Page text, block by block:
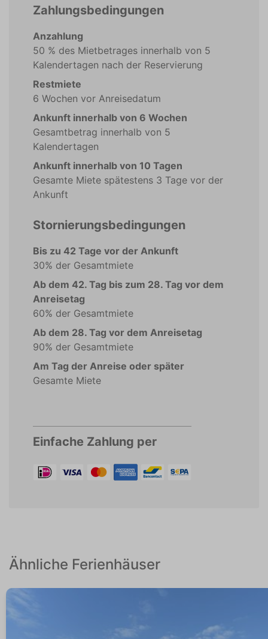
Zahlungsbedingungen
Anzahlung
50 % des Mietbetrages innerhalb von 5
Kalendertagen nach der Reservierung
Restmiete
6 Wochen vor Anreisedatum
Ankunft innerhalb von 6 Wochen
Gesamtbetrag innerhalb von 5
Kalendertagen
Ankunft innerhalb von 10 Tagen
Gesamte Miete spätestens 3 Tage vor der
Ankunft
Stornierungsbedingungen
Bis zu 42 Tage vor der Ankunft
30% der Gesamtmiete
Ab dem 42. Tag bis zum 28. Tag vor dem
Anreisetag
60% der Gesamtmiete
Ab dem 28. Tag vor dem Anreisetag
90% der Gesamtmiete
Am Tag der Anreise oder später
Gesamte Miete
Einfache Zahlung per
Ähnliche Ferienhäuser